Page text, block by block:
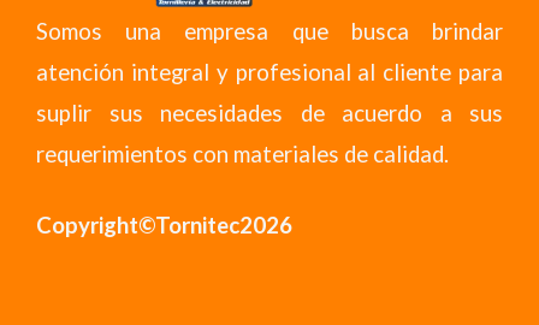
Somos una empresa que busca brindar
atención integral y profesional al cliente para
suplir sus necesidades de acuerdo a sus
requerimientos con materiales de calidad.
Copyright©Tornitec2026